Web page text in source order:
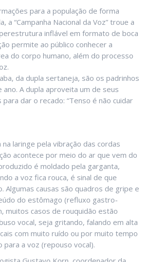
para a população de forma
a “Campanha Nacional da Voz” troue a
inflável em formato de boca
permite ao público conhecer a
do corpo humano, além do processo
da dupla sertaneja, são os padrinhos
ano. A dupla aproveita um de seus
dar o recado: “Tenso é não cuidar
laringe pela vibração das cordas
acontece por meio do ar que vem do
é moldado pela garganta,
a voz fica rouca, é sinal de que
Algumas causas são quadros de gripe e
do estômago (refluxo gastro-
muitos casos de rouquidão estão
vocal, seja gritando, falando em alta
com muito ruído ou por muito tempo
para a voz (repouso vocal).